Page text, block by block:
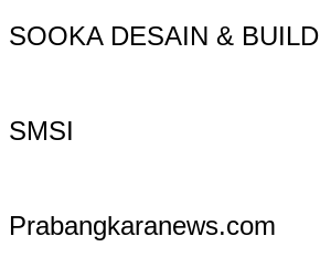
SOOKA DESAIN & BUILD
SMSI
Prabangkaranews.com